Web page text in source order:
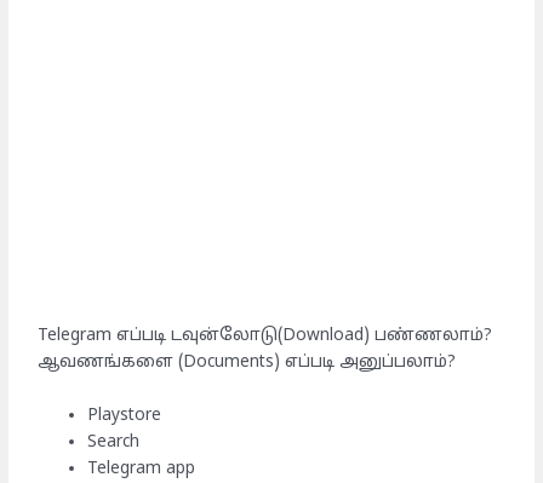
Telegram எப்படி டவுன்லோடு(Download) பண்ணலாம்?
ஆவணங்களை (Documents) எப்படி அனுப்பலாம்?
Playstore
Search
Telegram app